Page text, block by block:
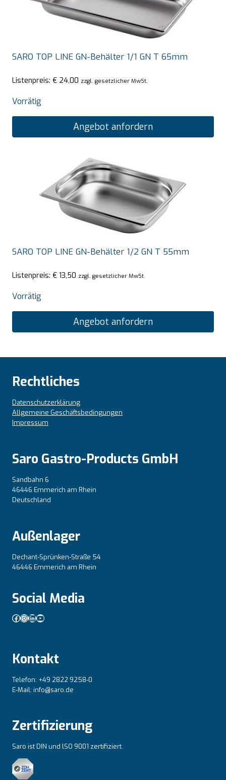
SARO TOP LINE GN-Behälter 1/1 GN T 65mm
Listenpreis: € 24,00 zzgl. gesetzlicher MwSt.
Vorrätig
Angebot anfordern
SARO TOP LINE GN-Behälter 1/2 GN T 55mm
Listenpreis: € 13,50 zzgl. gesetzlicher MwSt.
Vorrätig
Angebot anfordern
Rechtliches
Datenschutzerklärung
Allgemeine Geschäftsbedingungen
Impressum
Saro Gastro-Products GmbH
Sandbahn 6
46446 Emmerich am Rhein
Deutschland
Außenlager
Dechant-Sprünken-Straße 54
46446 Emmerich am Rhein
Social Media
Facebook
Instagram
LinkedIn
YouTube
Kontakt
Telefon: +49 2822 9258-0
E-Mail: info@saro.de
Zertifizierung
Saro ist DIN und lSO 9001 zertifiziert.